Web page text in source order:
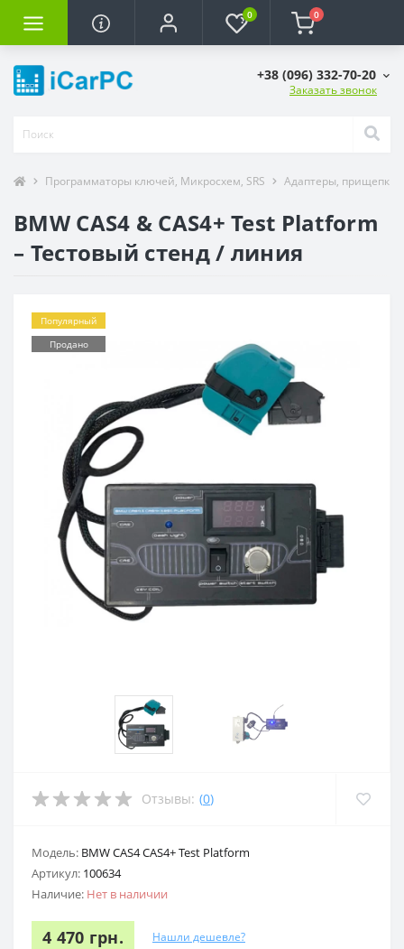
0 0
+38 (096) 332-70-20
Заказать звонок
Программаторы ключей, Микросхем, SRS Адаптеры, прищепки
BMW CAS4 & CAS4+ Test Platform
– Тестовый стенд / линия
Популярный
Продано
Отзывы: (0)
Модель: BMW CAS4 CAS4+ Test Platform
Артикул: 100634
Наличие: Нет в наличии
4 470 грн. Нашли дешевле?